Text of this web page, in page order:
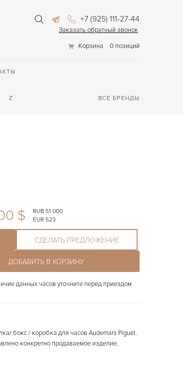
+7 (925) 111-27-44
Заказать обратный звонок
Корзина
0 позиций
Z ВСЕ БРЕНДЫ
$
RUB 51 000
EUR 523
СДЕЛАТЬ ПРЕДЛОЖЕНИЕ
ДОБАВИТЬ В КОРЗИНУ
данных часов уточните перед приездом
бокс / коробка для часов Audemars Piguet.
конкретно продаваемое изделие.